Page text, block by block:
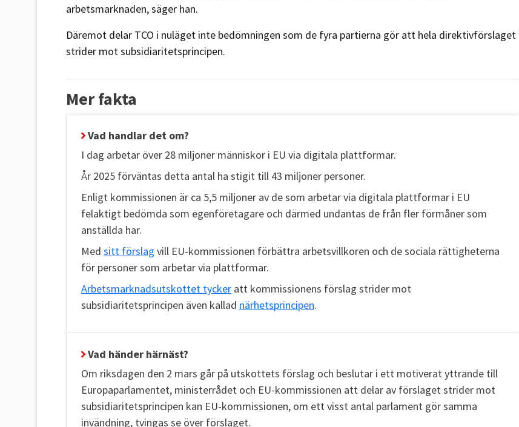
arbetsmarknaden, säger han.
Däremot delar TCO i nuläget inte bedömningen som de fyra partierna gör att hela direktivförslaget
strider mot subsidiaritetsprincipen.
Mer fakta
Vad handlar det om?
I dag arbetar över 28 miljoner människor i EU via digitala plattformar.
År 2025 förväntas detta antal ha stigit till 43 miljoner personer.
Enligt kommissionen är ca 5,5 miljoner av de som arbetar via digitala plattformar i EU
felaktigt bedömda som egenföretagare och därmed undantas de från fler förmåner som
anställda har.
Med sitt förslag vill EU-kommissionen förbättra arbetsvillkoren och de sociala rättigheterna
för personer som arbetar via plattformar.
Arbetsmarknadsutskottet tycker att kommissionens förslag strider mot
subsidiaritetsprincipen även kallad närhetsprincipen.
Vad händer härnäst?
Om riksdagen den 2 mars går på utskottets förslag och beslutar i ett motiverat yttrande till
Europaparlamentet, ministerrådet och EU-kommissionen att delar av förslaget strider mot
subsidiaritetsprincipen kan EU-kommissionen, om ett visst antal parlament gör samma
invändning, tvingas se över förslaget.